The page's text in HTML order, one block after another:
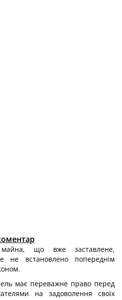
що вже заставлене,
не встановлено попереднім
має переважне право перед
на задоволення своїх